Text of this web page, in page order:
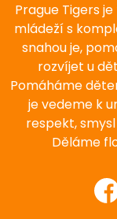
Prague Tigers
mládeží s
snahou je,
rozvíjet u
Pomáháme
je vedeme k
respekt,
Děláme